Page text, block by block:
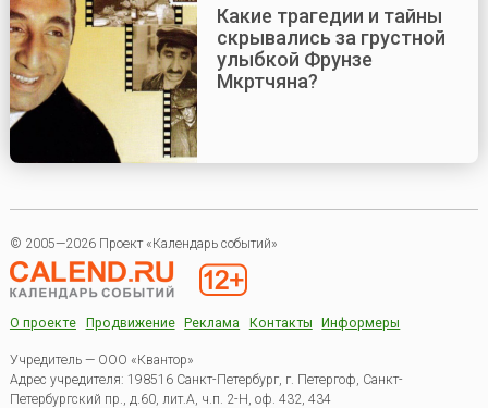
Какие трагедии и тайны
скрывались за грустной
улыбкой Фрунзе
Мкртчяна?
© 2005—2026 Проект «Календарь событий»
О проекте Продвижение Реклама Контакты Информеры
Учредитель — ООО «Квантор»
Адрес учредителя: 198516 Санкт-Петербург, г. Петергоф, Санкт-
Петербургский пр., д.60, лит.А, ч.п. 2-Н, оф. 432, 434